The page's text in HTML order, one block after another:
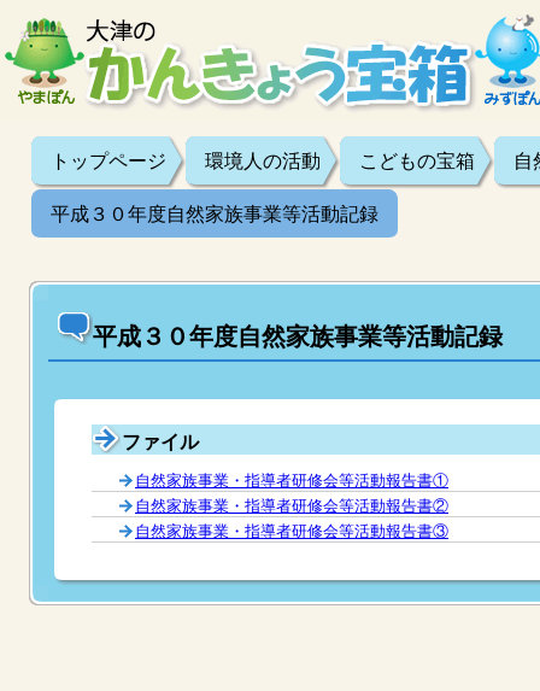
トップページ 環境人の活動 こどもの宝箱 自
平成３０年度自然家族事業等活動記録
平成３０年度自然家族事業等活動記録
ファイル
自然家族事業・指導者研修会等活動報告書①
自然家族事業・指導者研修会等活動報告書②
自然家族事業・指導者研修会等活動報告書③